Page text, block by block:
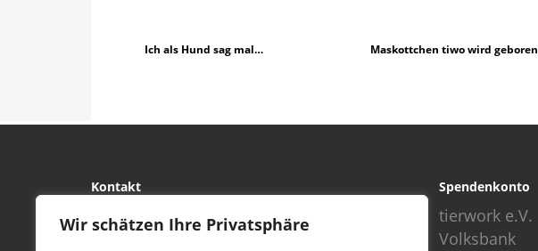
Wir schätzen Ihre Privatsphäre
Ich als Hund sag mal… Maskottchen tiwo wird geboren
Kontakt
tierwork e.V.
Spendenkonto
tierwork e.V.
Volksbank